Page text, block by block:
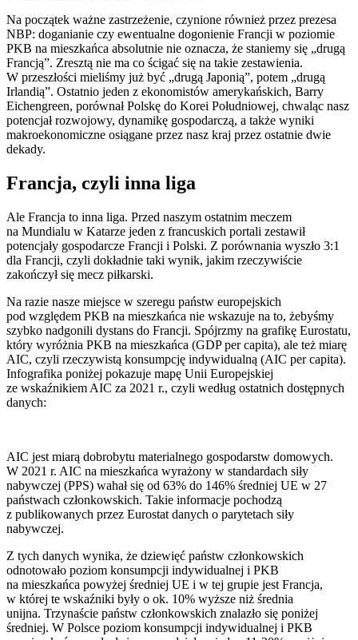
Na początek ważne zastrzeżenie, czynione również przez prezesa
NBP: doganianie czy ewentualne dogonienie Francji w poziomie
PKB na mieszkańca absolutnie nie oznacza, że staniemy się „drugą
Francją”. Zresztą nie ma co ścigać się na takie zestawienia.
W przeszłości mieliśmy już być „drugą Japonią”, potem „drugą
Irlandią”. Ostatnio jeden z ekonomistów amerykańskich, Barry
Eichengreen, porównał Polskę do Korei Południowej, chwaląc nasz
potencjał rozwojowy, dynamikę gospodarczą, a także wyniki
makroekonomiczne osiągane przez nasz kraj przez ostatnie dwie
dekady.
Francja, czyli inna liga
Ale Francja to inna liga. Przed naszym ostatnim meczem
na Mundialu w Katarze jeden z francuskich portali zestawił
potencjały gospodarcze Francji i Polski. Z porównania wyszło 3:1
dla Francji, czyli dokładnie taki wynik, jakim rzeczywiście
zakończył się mecz piłkarski.
Na razie nasze miejsce w szeregu państw europejskich
pod względem PKB na mieszkańca nie wskazuje na to, żebyśmy
szybko nadgonili dystans do Francji. Spójrzmy na grafikę Eurostatu,
który wyróżnia PKB na mieszkańca (GDP per capita), ale też miarę
AIC, czyli rzeczywistą konsumpcję indywidualną (AIC per capita).
Infografika poniżej pokazuje mapę Unii Europejskiej
ze wskaźnikiem AIC za 2021 r., czyli według ostatnich dostępnych
danych:
AIC jest miarą dobrobytu materialnego gospodarstw domowych.
W 2021 r. AIC na mieszkańca wyrażony w standardach siły
nabywczej (PPS) wahał się od 63% do 146% średniej UE w 27
państwach członkowskich. Takie informacje pochodzą
z publikowanych przez Eurostat danych o parytetach siły
nabywczej.
Z tych danych wynika, że dziewięć państw członkowskich
odnotowało poziom konsumpcji indywidualnej i PKB
na mieszkańca powyżej średniej UE i w tej grupie jest Francja,
w której te wskaźniki były o ok. 10% wyższe niż średnia
unijna. Trzynaście państw członkowskich znalazło się poniżej
średniej. W Polsce poziom konsumpcji indywidualnej i PKB